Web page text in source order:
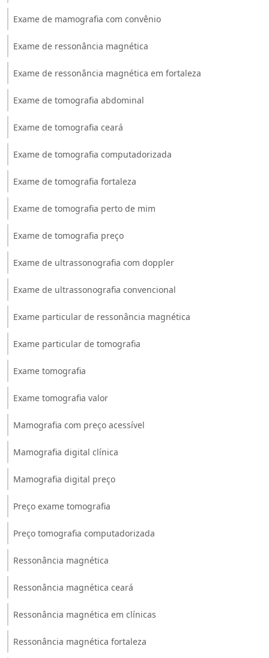
Exame de mamografia com convênio
Exame de ressonância magnética
Exame de ressonância magnética em fortaleza
Exame de tomografia abdominal
Exame de tomografia ceará
Exame de tomografia computadorizada
Exame de tomografia fortaleza
Exame de tomografia perto de mim
Exame de tomografia preço
Exame de ultrassonografia com doppler
Exame de ultrassonografia convencional
Exame particular de ressonância magnética
Exame particular de tomografia
Exame tomografia
Exame tomografia valor
Mamografia com preço acessível
Mamografia digital clínica
Mamografia digital preço
Preço exame tomografia
Preço tomografia computadorizada
Ressonância magnética
Ressonância magnética ceará
Ressonância magnética em clínicas
Ressonância magnética fortaleza